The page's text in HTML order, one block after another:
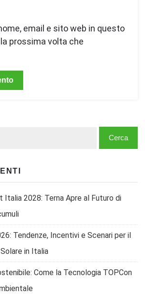
email e sito web in questo
prossima volta che
Italia 2028: Terna Apre al Futuro di
Tendenze, Incentivi e Scenari per il
in Italia
Come la Tecnologia TOPCon